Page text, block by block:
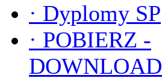
· Dyplomy SP
· POBIERZ -
DOWNLOAD